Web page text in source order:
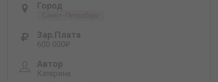
Город
Санкт-Петербург
Зар.плата
600 000₽
Автор
Катерина